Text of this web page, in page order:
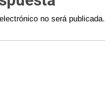
no será publicada.